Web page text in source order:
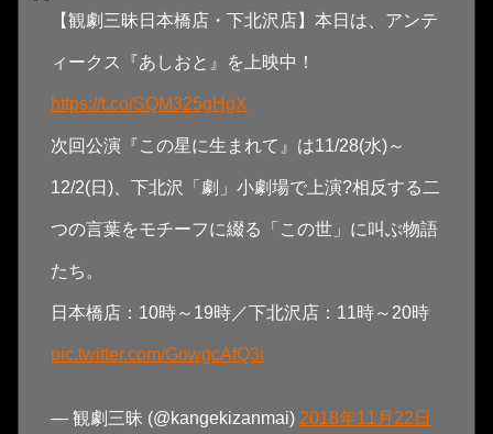
【観劇三昧日本橋店・下北沢店】本日は、アンテ
ィークス『あしおと』を上映中！
https://t.co/SQM325gHgX
次回公演『この星に生まれて』は11/28(水)～
12/2(日)、下北沢「劇」小劇場で上演?相反する二
つの言葉をモチーフに綴る「この世」に叫ぶ物語
たち。
日本橋店：10時～19時／下北沢店：11時～20時
pic.twitter.com/GowgcAfQ3i
— 観劇三昧 (@kangekizanmai) 2018年11月22日